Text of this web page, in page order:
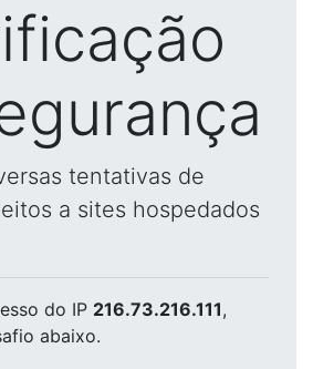
tentativas de
a sites hospedados
do IP 216.73.216.111,
abaixo.